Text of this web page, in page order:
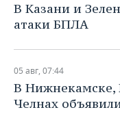
В Казани и
атаки БПЛА
05 авг, 07:44
В Нижнекамске,
Челнах